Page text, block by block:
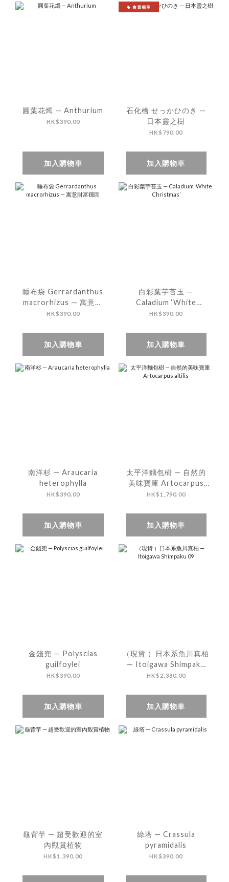
圓葉花燭 — Anthurium
HK$390.00
加入購物車
會員獨享
石化檜 せっかひのき —
日本靈之樹
HK$790.00
加入購物車
睡布袋 Gerrardanthus
macrorhizus — 寓意財
富穩固
HK$390.00
加入購物車
白彩葉芋苔玉 —
Caladium ‘White
Christmas’
HK$390.00
加入購物車
南洋杉 — Araucaria
heterophylla
HK$390.00
加入購物車
太平洋麵包樹 — 自然的
美味寶庫 Artocarpus
altilis
HK$1,790.00
加入購物車
金錢兜 — Polyscias
guilfoylei
HK$390.00
加入購物車
（現貨 ）日本系魚川真柏
— Itoigawa Shimpaku
09
HK$2,380.00
加入購物車
龜背芋 — 超受歡迎的室
內觀賞植物
HK$1,390.00
綠塔 — Crassula
pyramidalis
HK$390.00